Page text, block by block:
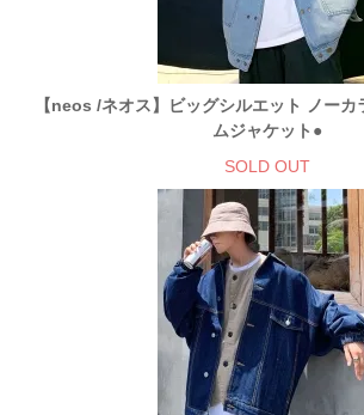
【neos /ネオス】ビッグシルエット ノーカ
ムジャケット●
SOLD OUT